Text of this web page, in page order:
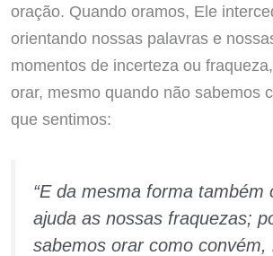
oração. Quando oramos, Ele
orientando nossas palavras e
momentos de incerteza ou
orar, mesmo quando não sabemos
que sentimos:
“E da mesma forma também
ajuda as nossas fraquezas;
sabemos orar como convém,